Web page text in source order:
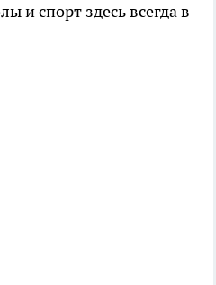
и спорт здесь всегда в